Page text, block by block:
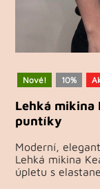
Nové! 10%
Lehká mikina
puntíky
Moderní,
Lehká mikina
úpletu s